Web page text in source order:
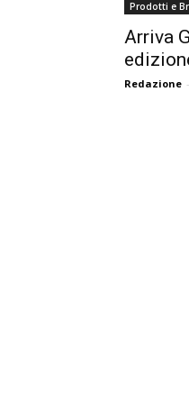
Prodotti e
Arriva
Redazione -